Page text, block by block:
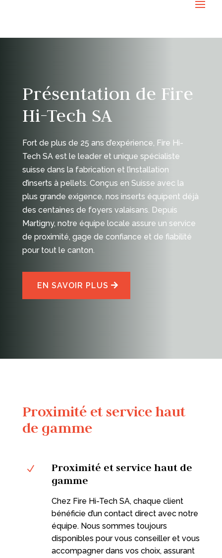
Présentation de Fire
Hi-Tech SA
Fort de plus de 25 ans d’expérience, Fire Hi-
Tech SA est le leader et unique spécialiste
suisse dans la fabrication et l’installation
d’inserts à pellets. Conçus en Suisse avec la
plus grande exigence, nos inserts équipent déjà
des centaines de foyers valaisans. Depuis
Martigny, notre équipe locale assure un service
de proximité, gage de confiance et de fiabilité
pour tout le canton.
EN SAVOIR PLUS
Proximité et service haut
de gamme
N
Proximité et service haut de
gamme
Chez Fire Hi-Tech SA, chaque client
bénéficie d’un contact direct avec notre
équipe. Nous sommes toujours
disponibles pour vous conseiller et vous
accompagner dans vos choix, assurant